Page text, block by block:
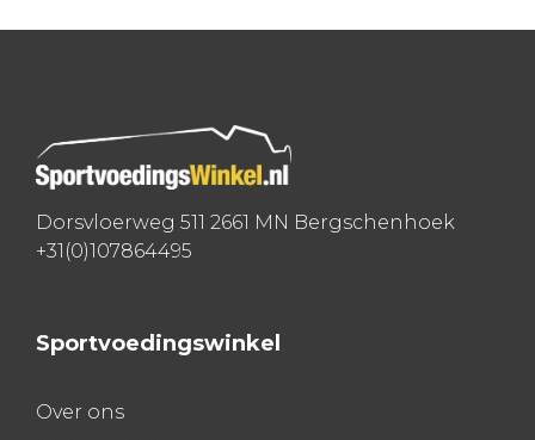
navigatie
Dorsvloerweg 511 2661 MN Bergschenhoek
+31(0)107864495
Sportvoedingswinkel
Over ons